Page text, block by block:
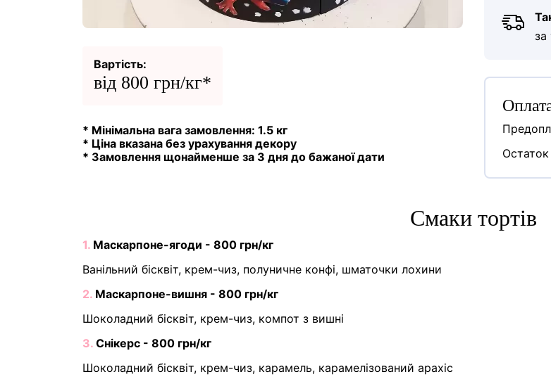
Вартість:
від 800 грн/кг*
* Мінімальна вага замовлення: 1.5 кг
* Ціна вказана без урахування декору
* Замовлення щонайменше за 3 дня до бажаної дати
за
Cмаки тортів
1. Маскарпоне-ягоди - 800 грн/кг
Ванільний бісквіт, крем-чиз, полуничне конфі, шматочки лохини
2. Маскарпоне-вишня - 800 грн/кг
Шоколадний бісквіт, крем-чиз, компот з вишні
3. Снікерс - 800 грн/кг
Шоколадний бісквіт, крем-чиз, карамель, карамелізований арахіс